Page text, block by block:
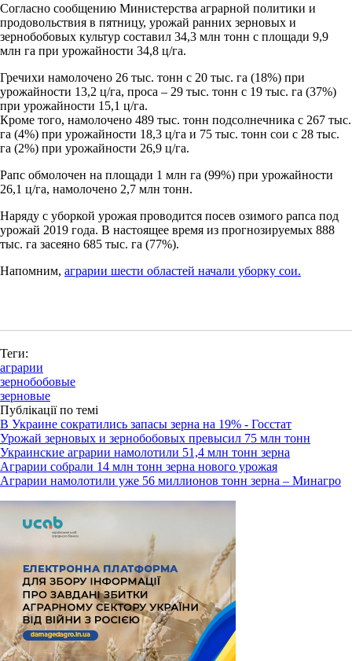
Согласно сообщению Министерства аграрной политики и
продовольствия в пятницу, урожай ранних зерновых и
зернобобовых культур составил 34,3 млн тонн с площади 9,9
млн га при урожайности 34,8 ц/га.
Гречихи намолочено 26 тыс. тонн с 20 тыс. га (18%) при
урожайности 13,2 ц/га, проса – 29 тыс. тонн с 19 тыс. га (37%)
при урожайности 15,1 ц/га.
Кроме того, намолочено 489 тыс. тонн подсолнечника с 267 тыс.
га (4%) при урожайности 18,3 ц/га и 75 тыс. тонн сои с 28 тыс.
га (2%) при урожайности 26,9 ц/га.
Рапс обмолочен на площади 1 млн га (99%) при урожайности
26,1 ц/га, намолочено 2,7 млн тонн.
Наряду с уборкой урожая проводится посев озимого рапса под
урожай 2019 года. В настоящее время из прогнозируемых 888
тыс. га засеяно 685 тыс. га (77%).
Напомним, аграрии шести областей начали уборку сои.
Теги:
аграрии
зернобобовые
зерновые
Публікації по темі
В Украине сократились запасы зерна на 19% - Госстат
Урожай зерновых и зернобобовых превысил 75 млн тонн
Украинские аграрии намолотили 51,4 млн тонн зерна
Аграрии собрали 14 млн тонн зерна нового урожая
Аграрии намолотили уже 56 миллионов тонн зерна – Минагро